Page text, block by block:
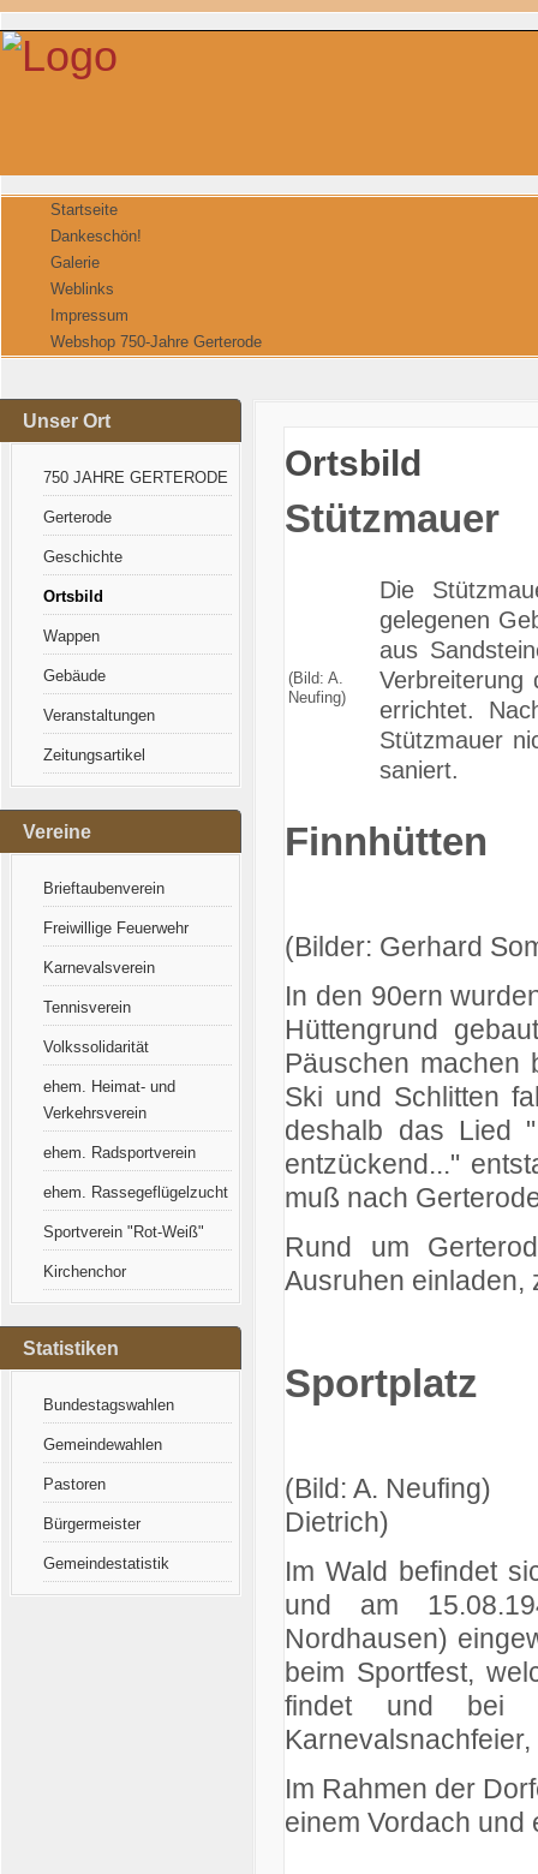
Startseite
Dankeschön!
Galerie
Weblinks
Impressum
Webshop 750-Jahre Gerterode
Unser Ort
750 JAHRE GERTERODE
Gerterode
Geschichte
Ortsbild
Wappen
Gebäude
Veranstaltungen
Zeitungsartikel
Vereine
Brieftaubenverein
Freiwillige Feuerwehr
Karnevalsverein
Tennisverein
Volkssolidarität
ehem. Heimat- und
Verkehrsverein
ehem. Radsportverein
ehem. Rassegeflügelzucht
Sportverein "Rot-Weiß"
Kirchenchor
Statistiken
Bundestagswahlen
Gemeindewahlen
Pastoren
Bürgermeister
Gemeindestatistik
Ortsbild
Stützmauer
(Bild: A.
Neufing)
Die
gelegenen
aus
Verbreiterung
errichtet.
Stützmauer
saniert.
Finnhütten
(Bilder: Gerhard
In den 90ern
Hüttengrund gebaut
Päuschen machen
Ski und Schlitten
deshalb das Lied
entzückend..."
muß nach
Rund um
Ausruhen einladen,
Sportplatz
(Bild: A.
Dietrich)
Im Wald befindet
und am
Nordhausen)
beim Sportfest,
findet und bei
Im Rahmen der
einem Vordach und